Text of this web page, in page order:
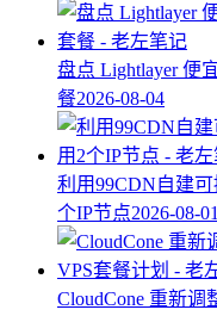
盘点 Lightlayer 便
餐2026-08-04
利用99CDN自建
个IP节点2026-08-01
CloudCone 重新